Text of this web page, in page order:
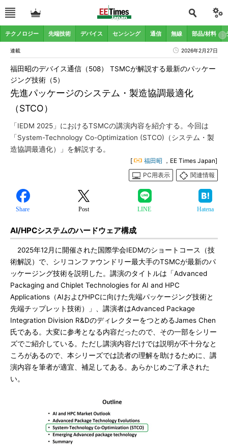
テクノロジー 先端技術 デバイス センシング 通信 無線 部品/材料
連載 2026年2月27日
先進パッケージのシステム・製造協調最適化
（STCO）
福田昭のデバイス通信（508） TSMCが解説する最新のパッケー
ジング技術（5）
「IEDM 2025」におけるTSMCの講演内容を紹介する。今回は
「System-Technology Co-Optimization (STCO)（システム・製
造協調最適化）」を解説する。
[ 福田昭 ，EE Times Japan]
PC用表示
関連情報
Share Post LINE Hatena
AI/HPCシステムのハードウェア構成
2025年12月に開催された国際学会IEDMのショートコース（技
術解説）で、シリコンファウンドリー最大手のTSMCが最新のパ
ッケージング技術を説明した。講演のタイトルは「Advanced
Packaging and Chiplet Technologies for AI and HPC
Applications（AIおよびHPCに向けた先端パッケージング技術と
先端チップレット技術）」、講演者はAdvanced Package
Integration Division R&DのディレクターをつとめるJames Chen
氏である。大変に参考となる内容だったので、その一部をシリー
ズでご紹介している。ただし講演内容だけでは説明が不十分なと
ころがあるので、本シリーズでは読者の理解を助けるために、講
演内容を筆者が適宜、補足してある。あらかじめご了承された
い。